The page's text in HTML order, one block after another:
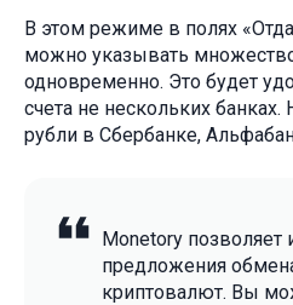
В этом режиме в полях
можно указывать
одновременно. Это будет
счета не нескольких
рубли в Сбербанке,
Monetory позволяет
предложения
криптовалют. Вы